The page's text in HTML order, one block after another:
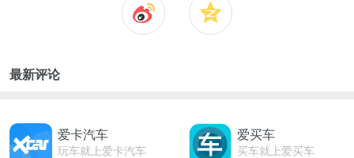
最新评论
爱卡汽车
玩车就上爱卡汽车
爱买车
买车就上爱买车